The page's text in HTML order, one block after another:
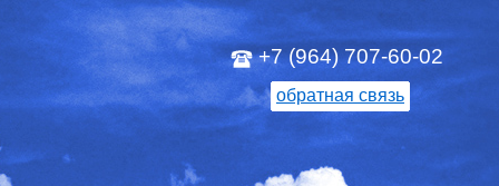
+7 (964) 707-60-02
обратная связь